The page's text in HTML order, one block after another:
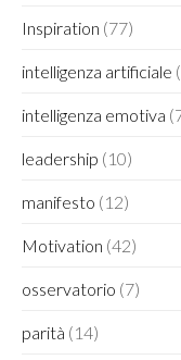
Inspiration (77)
intelligenza artificiale
intelligenza emotiva
leadership (10)
manifesto (12)
Motivation (42)
osservatorio (7)
parità (14)